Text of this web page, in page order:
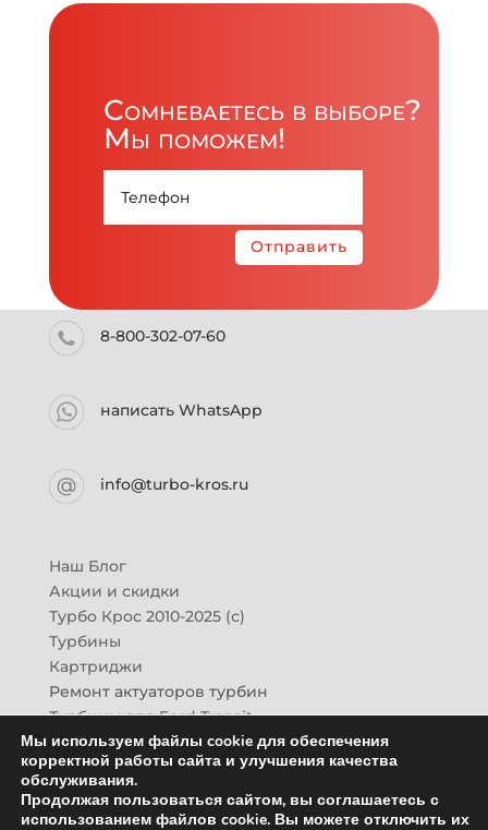
Сомневаетесь в выборе?
Мы поможем!
Отправить
8-800-302-07-60
написать WhatsApp
info@turbo-kros.ru
Наш Блог
Акции и скидки
Турбо Крос 2010-2025 (с)
Турбины
Картриджи
Ремонт актуаторов турбин
Турбины для Ford Transit
Турбины для Mazda CX-7
Картридж для ГАЗон-Next
Турбины HINO (Хино)
Купить новую турбину
Мы используем файлы cookie для обеспечения
корректной работы сайта и улучшения качества
обслуживания.
Продолжая пользоваться сайтом, вы соглашаетесь с
использованием файлов cookie. Вы можете отключить их